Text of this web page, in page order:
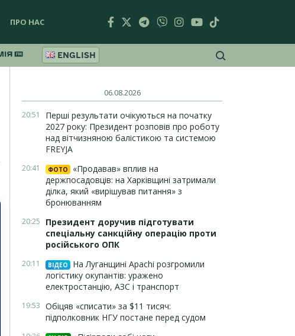
ПРО НАС
ENGLISH
06.08.2026
20:51
Перші результати очікуються на початку
2027 року: Президент розповів про роботу
над вітчизняною балістикою та системою
FREYJA
20:41 ФОТО
«Продавав» вплив на
держпосадовців: на Харківщині затримали
ділка, який «вирішував питання» з
бронюванням
20:25
Президент доручив підготувати
спеціальну санкційну операцію проти
російського ОПК
20:11 ВІДЕО
На Луганщині Apachi розгромили
логістику окупантів: уражено
електростанцію, АЗС і транспорт
19:53 Обіцяв «списати» за $11 тисяч:
підполковник НГУ постане перед судом